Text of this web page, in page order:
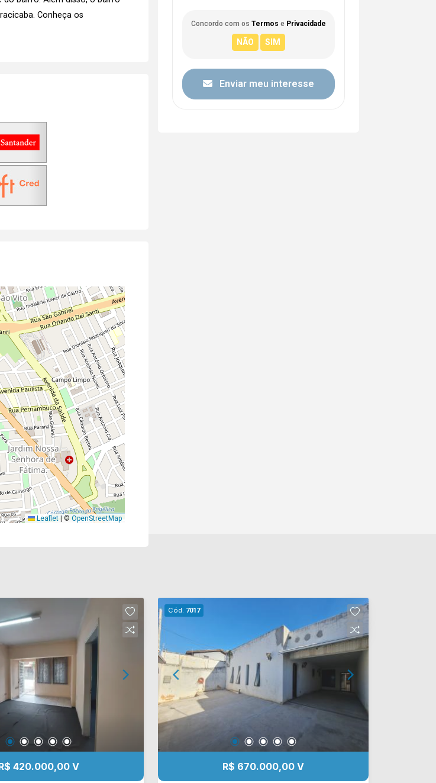
Conheça os
Leaflet © OpenStreetMap
Concordo com os Termos e Privacidade
Enviar meu interesse
420.000,00 V
Cód. 7017
R$ 670.000,00 V